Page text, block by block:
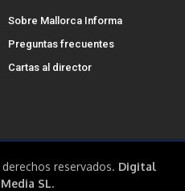
Sobre Mallorca Informa
Preguntas frecuentes
Cartas al director
reservados. Digital
SL.